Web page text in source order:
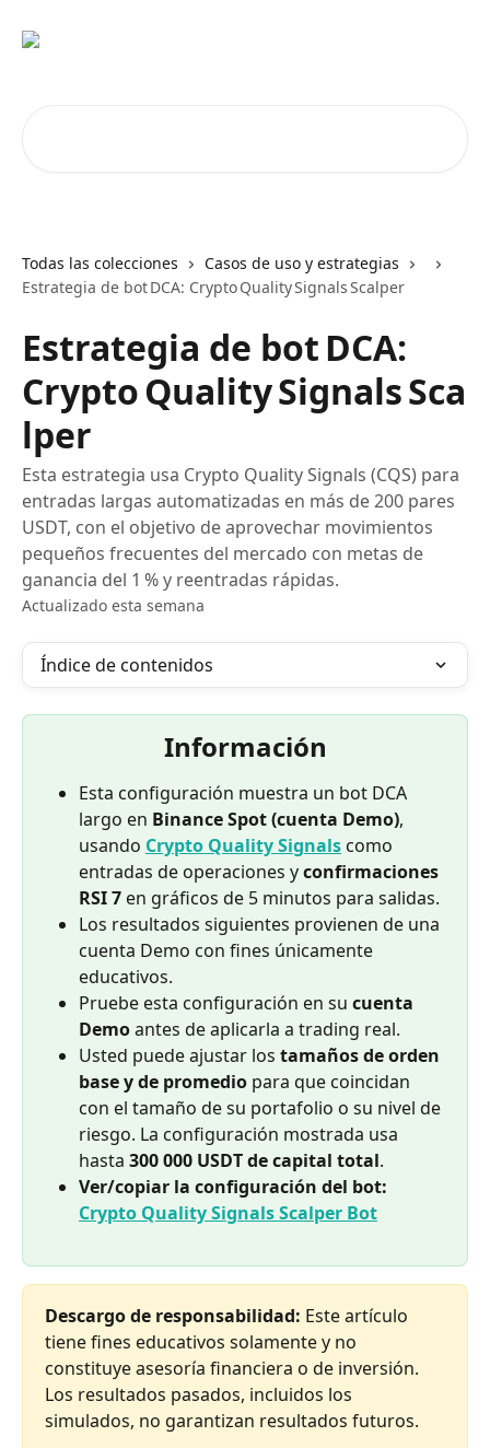
Todas las colecciones
Casos de uso y estrategias
Estrategia de bot DCA: Crypto Quality Signals Scalper
Estrategia de bot DCA:
Crypto Quality Signals Sca
lper
Esta estrategia usa Crypto Quality Signals (CQS) para
entradas largas automatizadas en más de 200 pares
USDT, con el objetivo de aprovechar movimientos
pequeños frecuentes del mercado con metas de
ganancia del 1 % y reentradas rápidas.
Actualizado esta semana
Índice de contenidos
Información
Esta configuración muestra un bot DCA
largo en Binance Spot (cuenta Demo),
usando Crypto Quality Signals como
entradas de operaciones y confirmaciones
RSI 7 en gráficos de 5 minutos para salidas.
Los resultados siguientes provienen de una
cuenta Demo con fines únicamente
educativos.
Pruebe esta configuración en su cuenta
Demo antes de aplicarla a trading real.
Usted puede ajustar los tamaños de orden
base y de promedio para que coincidan
con el tamaño de su portafolio o su nivel de
riesgo. La configuración mostrada usa
hasta 300 000 USDT de capital total.
Ver/copiar la configuración del bot:
Crypto Quality Signals Scalper Bot
Descargo de responsabilidad: Este artículo
tiene fines educativos solamente y no
constituye asesoría financiera o de inversión.
Los resultados pasados, incluidos los
simulados, no garantizan resultados futuros.